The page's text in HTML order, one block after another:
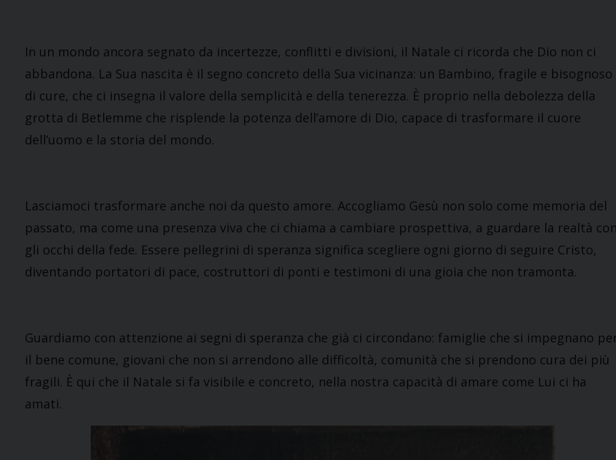
In un mondo ancora segnato da incertezze, conflitti e divisioni, il Natale ci ricorda che Dio non ci
abbandona. La Sua nascita è il segno concreto della Sua vicinanza: un Bambino, fragile e bisognoso
di cure, che ci insegna il valore della semplicità e della tenerezza. È proprio nella debolezza della
grotta di Betlemme che risplende la potenza dell’amore di Dio, capace di trasformare il cuore
dell’uomo e la storia del mondo.
Lasciamoci trasformare anche noi da questo amore. Accogliamo Gesù non solo come memoria del
passato, ma come una presenza viva che ci chiama a cambiare prospettiva, a guardare la realtà
gli occhi della fede. Essere pellegrini di speranza significa scegliere ogni giorno di seguire Cristo,
diventando portatori di pace, costruttori di ponti e testimoni di una gioia che non tramonta.
Guardiamo con attenzione ai segni di speranza che già ci circondano: famiglie che si impegnano
il bene comune, giovani che non si arrendono alle difficoltà, comunità che si prendono cura dei più
fragili. È qui che il Natale si fa visibile e concreto, nella nostra capacità di amare come Lui ci ha
amati.